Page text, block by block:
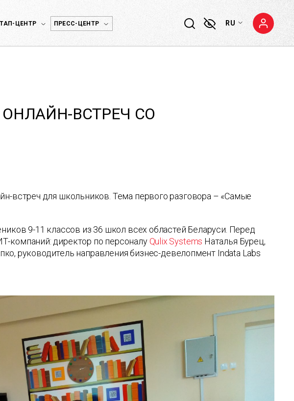
ЦЕНТР ПРЕСС-ЦЕНТР RU
ВСТРЕЧ СО
встреч для школьников. Тема первого разговора – «Самые
9-11 классов из 36 школ всех областей Беларуси. Перед
компаний: директор по персоналуQulix Systems Наталья Бурец,
руководитель направления бизнес-девелопмент Indata Labs